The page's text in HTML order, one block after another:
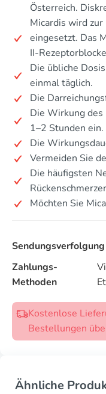
Österreich.
Micardis wird
eingesetzt. Das
II-
Die übliche
einmal täglich.
Die
Die Wirkung
1–2 Stunden ein.
Die
Vermeiden Sie
Die häufigsten
Möchten Sie
Sendungsverfolgung
Zahlungs-
Methoden
Kostenlose
Bestellungen
Ähnliche